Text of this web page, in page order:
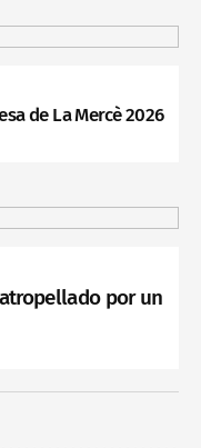
de La Mercè 2026
por un